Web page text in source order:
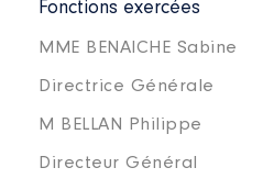
Fonctions exercées
MME BENAICHE Sabine
Directrice Générale
M BELLAN Philippe
Directeur Général